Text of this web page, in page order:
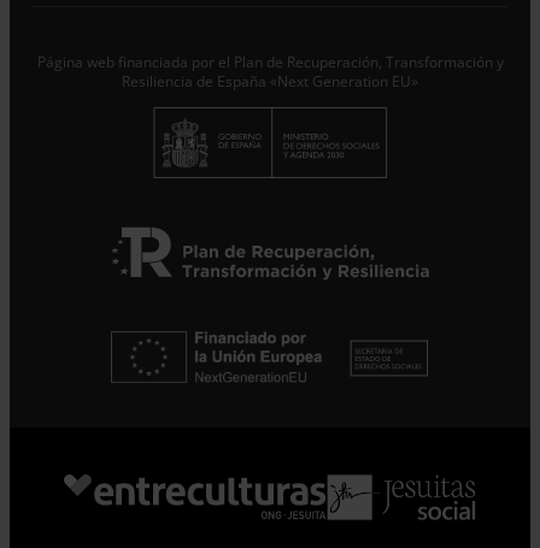
Suscribirme
Página web financiada por el Plan de Recuperación, Transformación y
Resiliencia de España «Next Generation EU»